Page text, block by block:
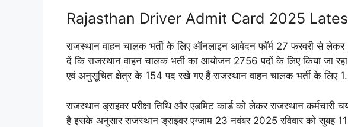
Rajasthan Driver Admit Card 2025
राजस्थान वाहन चालक भर्ती के लिए ऑनलाइन आवेदन फॉर्म 27 फरवरी से
दें कि राजस्थान वाहन चालक भर्ती का आयोजन 2756 पदों के लिए किया जा
एवं अनुसूचित क्षेत्र के 154 पद रखे गए हैं राजस्थान वाहन चालक भर्ती के लिए
राजस्थान ड्राइवर परीक्षा तिथि और एडमिट कार्ड को लेकर राजस्थान कर्मचारी
है इसके अनुसार राजस्थान ड्राइवर एग्जाम 23 नवंबर 2025 रविवार को